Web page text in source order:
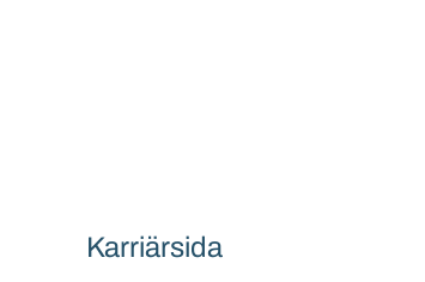
Karriärsida